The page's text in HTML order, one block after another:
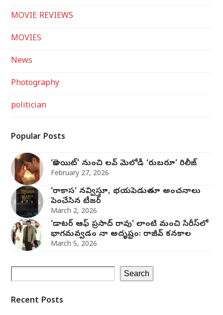
MOVIE REVIEWS
MOVIES
News
Photography
politician
Popular Posts
‘డెకాయిట్’ నుంచి లవ్ మెలోడీ ‘రుబరూ’ రిలీజ్
February 27, 2026
‘రాకాస’ నవ్విస్తూ, భయపెడుతూ అంచనాలు
పెంచేసిన టీజర్
March 2, 2026
‘డాటర్ ఆఫ్ ప్రసాద్ రావు’ లాంటి మంచి సిరీస్‌లో
భాగమవ్వడం నా అదృష్టం: రాజీవ్ కనకాల
March 5, 2026
Search
Recent Posts